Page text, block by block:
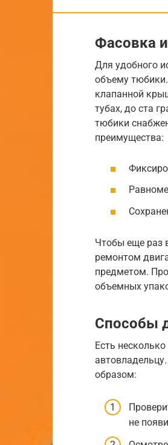
Фасовка
Для удобного
объему тюбики.
клапанной
тубах, до ста
тюбики
преимущества:
Чтобы еще раз
ремонтом
предметом.
объемных
Способы
Есть
образом:
не